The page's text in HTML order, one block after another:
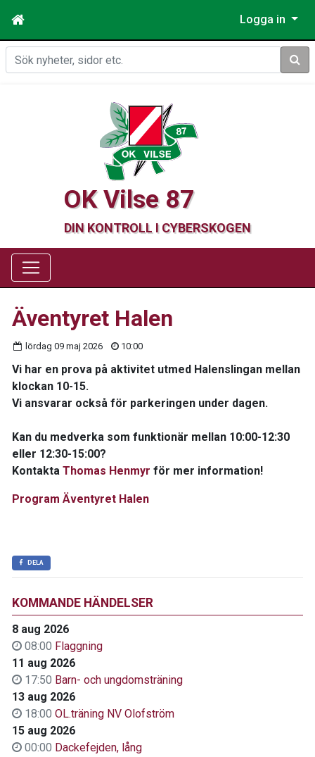
Logga in
Sök
OK Vilse 87
DIN KONTROLL I CYBERSKOGEN
KOMMANDE HÄNDELSER
8 aug 2026
08:00 Flaggning
11 aug 2026
17:50 Barn- och ungdomsträning
13 aug 2026
18:00 OL.träning NV Olofström
15 aug 2026
00:00 Dackefejden, lång
Äventyret Halen
lördag 09 maj 2026 10:00
Vi har en prova på aktivitet utmed Halenslingan mellan
klockan 10-15.
Vi ansvarar också för parkeringen under dagen.
Kan du medverka som funktionär mellan 10:00-12:30
eller 12:30-15:00?
Kontakta Thomas Henmyr för mer information!
Program Äventyret Halen
DELA